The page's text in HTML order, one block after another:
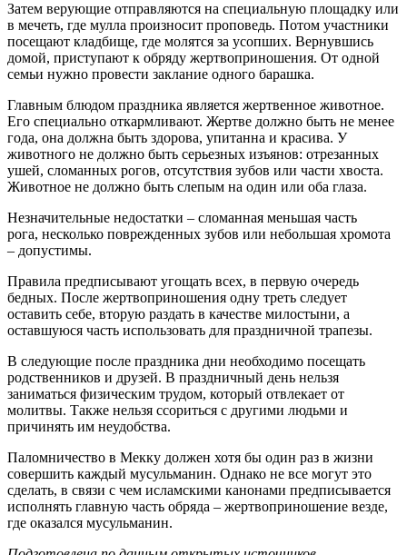
Затем верующие отправляются на специальную площадку или
в мечеть, где мулла произносит проповедь. Потом участники
посещают кладбище, где молятся за усопших. Вернувшись
домой, приступают к обряду жертвоприношения. От одной
семьи нужно провести заклание одного барашка.
Главным блюдом праздника является жертвенное животное.
Его специально откармливают. Жертве должно быть не менее
года, она должна быть здорова, упитанна и красива. У
животного не должно быть серьезных изъянов: отрезанных
ушей, сломанных рогов, отсутствия зубов или части хвоста.
Животное не должно быть слепым на один или оба глаза.
Незначительные недостатки – сломанная меньшая часть
рога, несколько поврежденных зубов или небольшая хромота
– допустимы.
Правила предписывают угощать всех, в первую очередь
бедных. После жертвоприношения одну треть следует
оставить себе, вторую раздать в качестве милостыни, а
оставшуюся часть использовать для праздничной трапезы.
В следующие после праздника дни необходимо посещать
родственников и друзей. В праздничный день нельзя
заниматься физическим трудом, который отвлекает от
молитвы. Также нельзя ссориться с другими людьми и
причинять им неудобства.
Паломничество в Мекку должен хотя бы один раз в жизни
совершить каждый мусульманин. Однако не все могут это
сделать, в связи с чем исламскими канонами предписывается
исполнять главную часть обряда – жертвоприношение везде,
где оказался мусульманин.